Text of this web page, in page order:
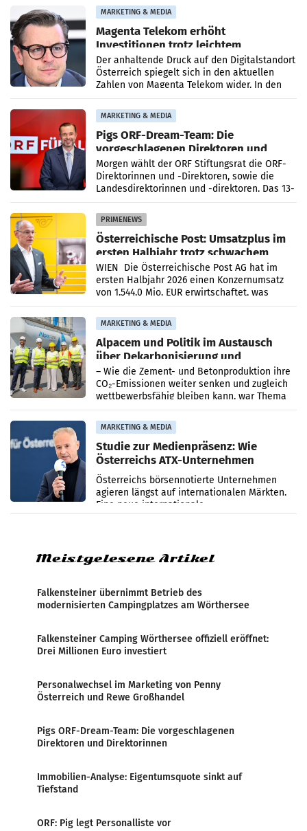
MARKETING & MEDIA
Magenta Telekom erhöht
Investitionen trotz leichtem
Umsatzrückgang
Der anhaltende Druck auf den Digitalstandort
Österreich spiegelt sich in den aktuellen
Zahlen von Magenta Telekom wider. In den
ersten sechs Monaten des laufenden Jahres
verzeichnete
MARKETING & MEDIA
Pigs ORF-Dream-Team: Die
vorgeschlagenen Direktoren und
Direktorinnen
Morgen wählt der ORF Stiftungsrat die ORF-
Direktorinnen und -Direktoren, sowie die
Landesdirektorinnen und -direktoren. Das 13-
köpfige Wunschteam des ab 1. Jänner 2027
amtierenden
PRIMENEWS
Österreichische Post: Umsatzplus im
ersten Halbjahr trotz schwachem
Briefgeschäft
WIEN Die Österreichische Post AG hat im
ersten Halbjahr 2026 einen Konzernumsatz
von 1.544,0 Mio. EUR erwirtschaftet, was
einem Plus von 3,8 Prozent gegenüber dem
Vergleichszeitraum
MARKETING & MEDIA
Alpacem und Politik im Austausch
über Dekarbonisierung und
Energiepreise
– Wie die Zement- und Betonproduktion ihre
CO₂-Emissionen weiter senken und zugleich
wettbewerbsfähig bleiben kann, war Thema
eines Treffens zwischen Staatssekretärin
Elisabeth
MARKETING & MEDIA
Studie zur Medienpräsenz: Wie
Österreichs ATX-Unternehmen
international wahrgenommen
werden
Österreichs börsennotierte Unternehmen
agieren längst auf internationalen Märkten.
Eine neue internationale
Medienresonanzanalyse untersucht die
Meistgelesene Artikel
Falkensteiner übernimmt Betrieb des
modernisierten Campingplatzes am Wörthersee
Falkensteiner Camping Wörthersee offiziell eröffnet:
Drei Millionen Euro investiert
Personalwechsel im Marketing von Penny
Österreich und Rewe Großhandel
Pigs ORF-Dream-Team: Die vorgeschlagenen
Direktoren und Direktorinnen
Immobilien-Analyse: Eigentumsquote sinkt auf
Tiefstand
ORF: Pig legt Personalliste vor